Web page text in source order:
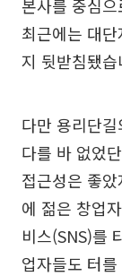
본사를 중심
최근에는 대
지 뒷받침됐습
다만 용리단
다를 바 없었
접근성은 좋
에 젊은 창업
비스(SNS)를
업자들도 터